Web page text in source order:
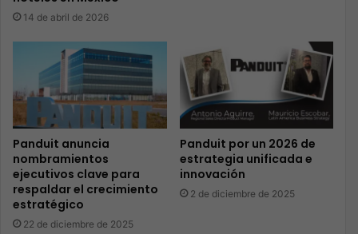
14 de abril de 2026
Panduit anuncia
nombramientos
ejecutivos clave para
respaldar el crecimiento
estratégico
22 de diciembre de 2025
Panduit por un 2026 de
estrategia unificada e
innovación
2 de diciembre de 2025